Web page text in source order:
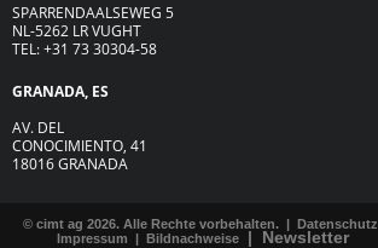
SPARRENDAALSEWEG 5
NL-5262 LR VUGHT
TEL: +31 73 30304-58
GRANADA, ES
AV. DEL
CONOCIMIENTO, 41
18016 GRANADA
© cimt ag 2026. Alle Rechte vorbehalten. | Datenschutz
Impressum
| Bildnachweise | Newsletter